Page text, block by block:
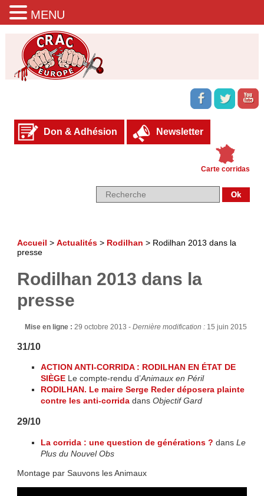
Don & Adhésion Newsletter
Carte corridas
Accueil > Actualités> Rodilhan > Rodilhan 2013 dans la
presse
Rodilhan 2013 dans la
presse
Mise en ligne :29 octobre 2013 -Dernière modification : 15 juin 2015
31/10
ACTION ANTI-CORRIDA : RODILHAN EN ÉTAT DE
SIÈGELe compte-rendu d’Animaux en Péril
RODILHAN. Le maire Serge Reder déposera plainte
contre les anti-corridadans Objectif Gard
29/10
La corrida : une question de générations ? dans Le
Plus du Nouvel Obs
Montage par Sauvons les Animaux
MENU